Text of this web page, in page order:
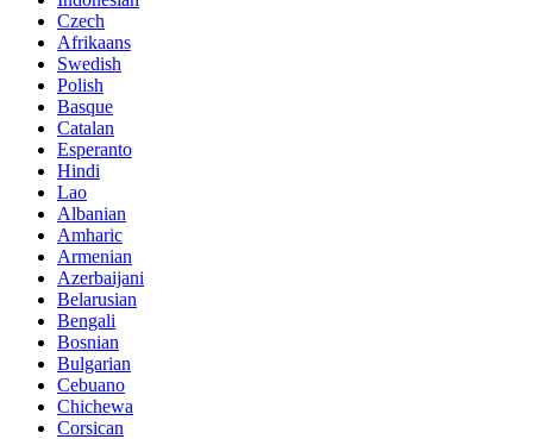
Czech
Afrikaans
Swedish
Polish
Basque
Catalan
Esperanto
Hindi
Lao
Albanian
Amharic
Armenian
Azerbaijani
Belarusian
Bengali
Bosnian
Bulgarian
Cebuano
Chichewa
Corsican